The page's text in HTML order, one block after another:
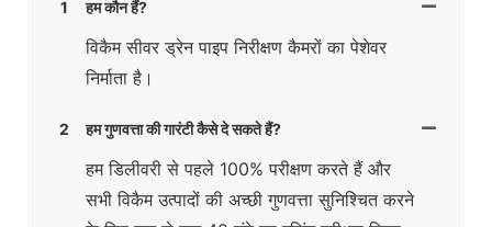
1 हम कौन हैं?
विकैम सीवर ड्रेन पाइप निरीक्षण कैमरों का पेशेवर
निर्माता है।
2 हम गुणवत्ता की गारंटी कैसे दे सकते हैं?
हम डिलीवरी से पहले 100% परीक्षण करते हैं और
सभी विकैम उत्पादों की अच्छी गुणवत्ता सुनिश्चित करने